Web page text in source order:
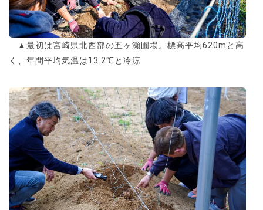
▲最初は宮崎県北西部の五ヶ瀬圃場。標高平均620mと高
く、年間平均気温は13.2℃と冷涼